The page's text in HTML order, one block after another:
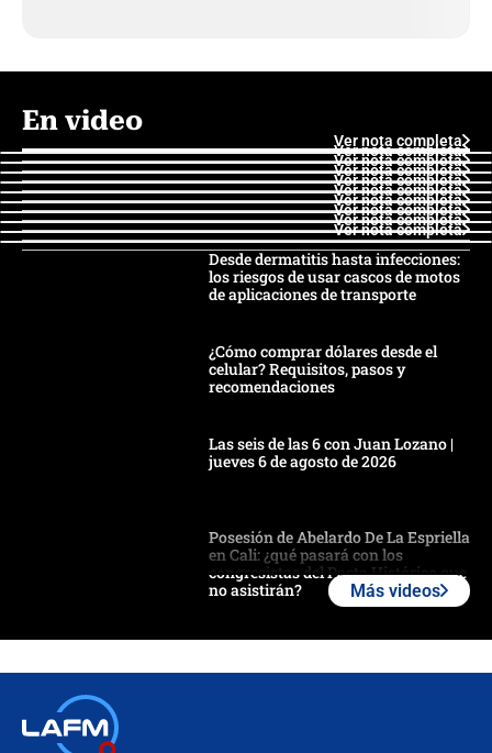
En video
Ver nota completa
Ver nota completa
Ver nota completa
Ver nota completa
Ver nota completa
Ver nota completa
Ver nota completa
Ver nota completa
Ver nota completa
Ver nota completa
Desde dermatitis hasta infecciones:
los riesgos de usar cascos de motos
de aplicaciones de transporte
¿Cómo comprar dólares desde el
celular? Requisitos, pasos y
recomendaciones
Las seis de las 6 con Juan Lozano |
jueves 6 de agosto de 2026
Posesión de Abelardo De La Espriella
en Cali: ¿qué pasará con los
congresistas del Pacto Histórico que
no asistirán?
crece el pulso por la elección del
Más videos